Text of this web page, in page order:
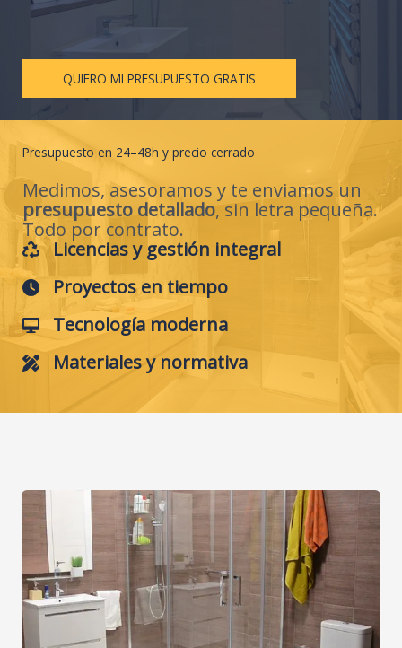
QUIERO MI PRESUPUESTO GRATIS
Presupuesto en 24–48h y precio cerrado
Medimos, asesoramos y te enviamos un
presupuesto detallado, sin letra pequeña.
Todo por contrato.
Licencias y gestión integral
Proyectos en tiempo
Tecnología moderna
Materiales y normativa